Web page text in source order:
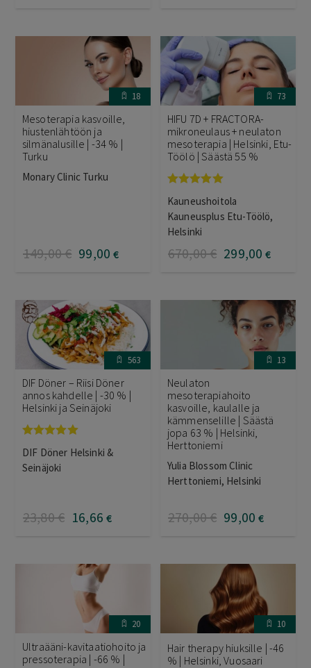
18
Mesoterapia kasvoille,
hiustenlähtöön ja
silmänalusille | -34 % |
Turku
Monary Clinic Turku
149,00€ 99,00 €
73
HIFU 7D + FRACTORA-
mikroneulaus + neulaton
mesoterapia | Helsinki, Etu-
Töölö | Säästä 55 %
tuotteesta:
5.00/ 5
Kauneushoitola
Kauneusplus Etu-Töölö,
Helsinki
670,00€ 299,00 €
563
DIF Döner – Riisi Döner
annos kahdelle | -30 % |
Helsinki ja Seinäjoki
tuotteesta:
5.00 / 5
DIF Döner Helsinki &
Seinäjoki
23,80€ 16,66 €
13
Neulaton
mesoterapiahoito
kasvoille, kaulalle ja
kämmenselille | Säästä
jopa 63 % | Helsinki,
Herttoniemi
Yulia Blossom Clinic
Herttoniemi, Helsinki
270,00€ 99,00 €
20
Ultraääni-kavitaatiohoito ja
pressoterapia | -66 % |
10
Hair therapy hiuksille | -46
% | Helsinki, Vuosaari